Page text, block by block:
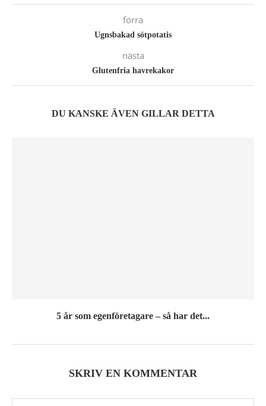
förra
Ugnsbakad sötpotatis
nästa
Glutenfria havrekakor
DU KANSKE ÄVEN GILLAR DETTA
5 år som egenföretagare – så har det...
SKRIV EN KOMMENTAR